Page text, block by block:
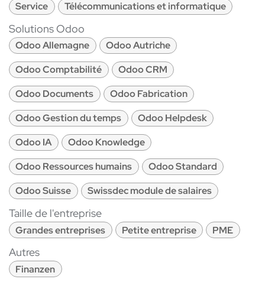
Service
Télécommunications et informatique
Solutions Odoo
Odoo Allemagne
Odoo Autriche
Odoo Comptabilité
Odoo CRM
Odoo Documents
Odoo Fabrication
Odoo Gestion du temps
Odoo Helpdesk
Odoo IA
Odoo Knowledge
Odoo Ressources humains
Odoo Standard
Odoo Suisse
Swissdec module de salaires
Taille de l'entreprise
Grandes entreprises Petite entreprise PME
Autres
Finanzen